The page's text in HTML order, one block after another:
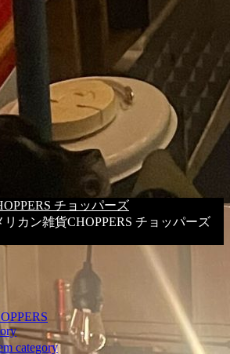
リカン雑貨CHOPPERS チョッパーズ
category